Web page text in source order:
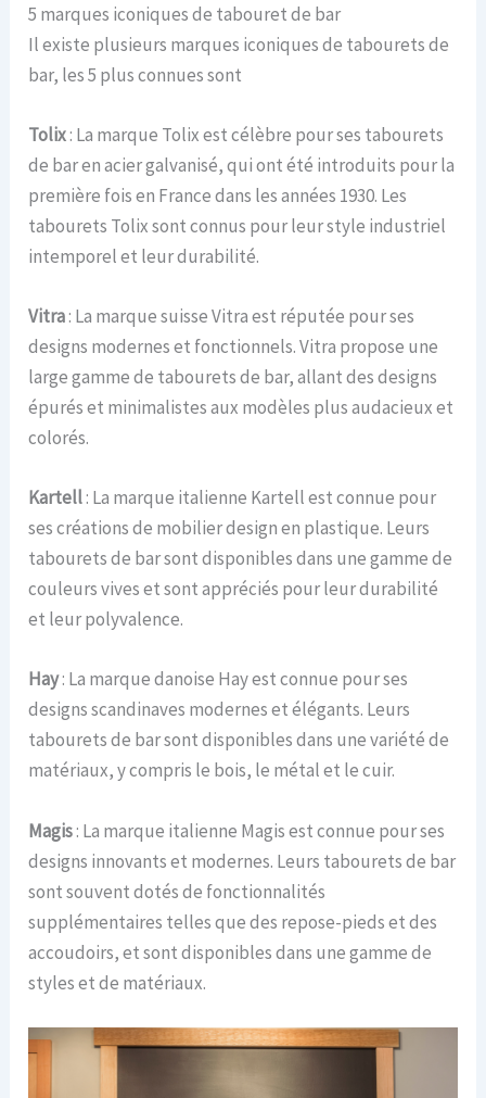
5 marques iconiques de tabouret de bar
Il existe plusieurs marques iconiques de tabourets de
bar, les 5 plus connues sont
Tolix: La marque Tolix est célèbre pour ses tabourets
de bar en acier galvanisé, qui ont été introduits pour la
première fois en France dans les années 1930. Les
tabourets Tolix sont connus pour leur style industriel
intemporel et leur durabilité.
Vitra: La marque suisse Vitra est réputée pour ses
designs modernes et fonctionnels. Vitra propose une
large gamme de tabourets de bar, allant des designs
épurés et minimalistes aux modèles plus audacieux et
colorés.
Kartell: La marque italienne Kartell est connue pour
ses créations de mobilier design en plastique. Leurs
tabourets de bar sont disponibles dans une gamme de
couleurs vives et sont appréciés pour leur durabilité
et leur polyvalence.
Hay: La marque danoise Hay est connue pour ses
designs scandinaves modernes et élégants. Leurs
tabourets de bar sont disponibles dans une variété de
matériaux, y compris le bois, le métal et le cuir.
Magis: La marque italienne Magis est connue pour ses
designs innovants et modernes. Leurs tabourets de bar
sont souvent dotés de fonctionnalités
supplémentaires telles que des repose-pieds et des
accoudoirs, et sont disponibles dans une gamme de
styles et de matériaux.